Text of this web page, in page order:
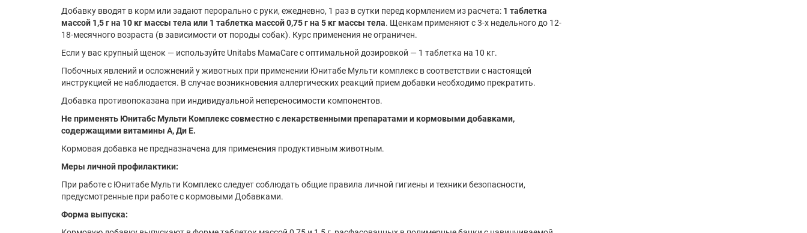
Добавку вводят в корм или задают перорально с руки, ежедневно, 1 раз в сутки перед кормлением из расчета: 1 таблетка
массой 1,5 г на 10 кг массы тела или 1 таблетка массой 0,75 г на 5 кг массы тела. Щенкам применяют с 3-х недельного до 12-
18-месячного возраста (в зависимости от породы собак). Курс применения не ограничен.
Если у вас крупный щенок — используйте Unitabs МамаCare с оптимальной дозировкой — 1 таблетка на 10 кг.
Побочных явлений и осложнений у животных при применении Юнитабе Мульти комплекс в соответствии с настоящей
инструкцией не наблюдается. В случае возникновения аллергических реакций прием добавки необходимо прекратить.
Добавка противопоказана при индивидуальной непереносимости компонентов.
Не применять Юнитабс Мульти Комплекс совместно с лекарственными препаратами и кормовыми добавками,
содержащими витамины А, Ди Е.
Кормовая добавка не предназначена для применения продуктивным животным.
Меры личной профилактики:
При работе с Юнитабе Мульти Комплекс следует соблюдать общие правила личной гигиены и техники безопасности,
предусмотренные при работе с кормовыми Добавками.
Форма выпуска: